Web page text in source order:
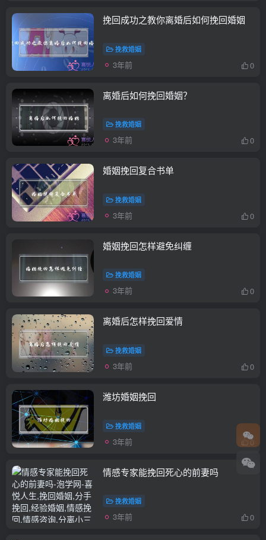
挽回成功之教你离婚后如何挽回婚姻
挽救婚姻
3年前 0
离婚后如何挽回婚姻？
挽救婚姻
3年前 0
婚姻挽回复合书单
挽救婚姻
3年前 0
婚姻挽回怎样避免纠缠
挽救婚姻
3年前 0
离婚后怎样挽回爱情
挽救婚姻
3年前 0
潍坊婚姻挽回
挽救婚姻
3年前 0
情感专家能挽回死心的前妻吗
挽救婚姻
3年前 0